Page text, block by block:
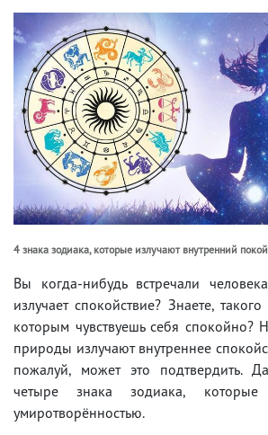
4 знака зодиака, которые излучают внутренний покой
Вы когда-нибудь встречали
излучает спокойствие? Знаете,
которым чувствуешь себя спокойно?
природы излучают внутреннее
пожалуй, может это подтвердить.
четыре знака зодиака, которые
умиротворённостью.